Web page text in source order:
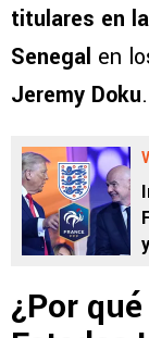
titulares en
Senegal en
Jeremy Doku.
¿Por